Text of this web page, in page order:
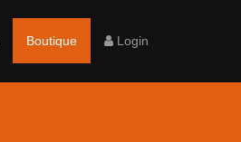
Boutique Login